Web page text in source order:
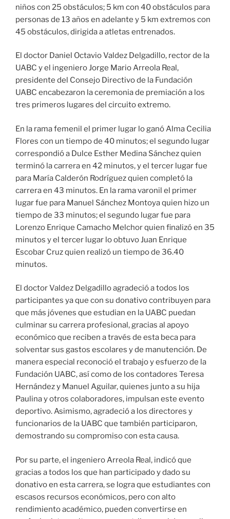
niños con 25 obstáculos; 5 km con 40 obstáculos para
personas de 13 años en adelante y 5 km extremos con
45 obstáculos, dirigida a atletas entrenados.
El doctor Daniel Octavio Valdez Delgadillo, rector de la
UABC y el ingeniero Jorge Mario Arreola Real,
presidente del Consejo Directivo de la Fundación
UABC encabezaron la ceremonia de premiación a los
tres primeros lugares del circuito extremo.
En la rama femenil el primer lugar lo ganó Alma Cecilia
Flores con un tiempo de 40 minutos; el segundo lugar
correspondió a Dulce Esther Medina Sánchez quien
terminó la carrera en 42 minutos, y el tercer lugar fue
para María Calderón Rodríguez quien completó la
carrera en 43 minutos. En la rama varonil el primer
lugar fue para Manuel Sánchez Montoya quien hizo un
tiempo de 33 minutos; el segundo lugar fue para
Lorenzo Enrique Camacho Melchor quien finalizó en 35
minutos y el tercer lugar lo obtuvo Juan Enrique
Escobar Cruz quien realizó un tiempo de 36.40
minutos.
El doctor Valdez Delgadillo agradeció a todos los
participantes ya que con su donativo contribuyen para
que más jóvenes que estudian en la UABC puedan
culminar su carrera profesional, gracias al apoyo
económico que reciben a través de esta beca para
solventar sus gastos escolares y de manutención. De
manera especial reconoció el trabajo y esfuerzo de la
Fundación UABC, así como de los contadores Teresa
Hernández y Manuel Aguilar, quienes junto a su hija
Paulina y otros colaboradores, impulsan este evento
deportivo. Asimismo, agradeció a los directores y
funcionarios de la UABC que también participaron,
demostrando su compromiso con esta causa.
Por su parte, el ingeniero Arreola Real, indicó que
gracias a todos los que han participado y dado su
donativo en esta carrera, se logra que estudiantes con
escasos recursos económicos, pero con alto
rendimiento académico, pueden convertirse en